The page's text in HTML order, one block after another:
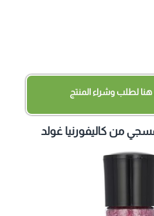
لطلب وشراء المنتج
من كاليفورنيا غولد